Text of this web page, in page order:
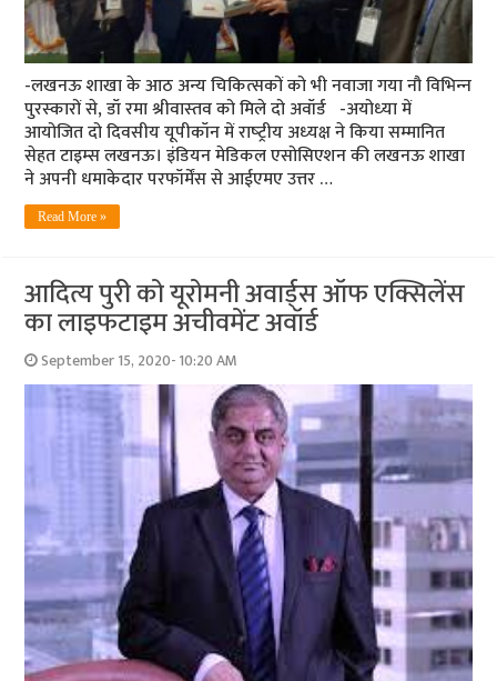
-लखनऊ शाखा के आठ अन्‍य चिकित्‍सकों को भी नवाजा गया नौ विभिन्‍न
पुरस्‍कारों से, डॉ रमा श्रीवास्‍तव को मिले दो अवॉर्ड -अयोध्‍या में
आयोजित दो दिवसीय यूपीकॉन में राष्‍ट्रीय अध्‍यक्ष ने किया सम्‍मानित
सेहत टाइम्‍स लखनऊ। इंडियन मेडिकल एसोसिएशन की लखनऊ शाखा
ने अपनी धमाकेदार परफॉर्मेंस से आईएमए उत्तर …
Read More »
आदित्य पुरी को यूरोमनी अवार्ड्स ऑफ एक्सिलेंस
का लाइफटाइम अचीवमेंट अवॉर्ड
September 15, 2020- 10:20 AM